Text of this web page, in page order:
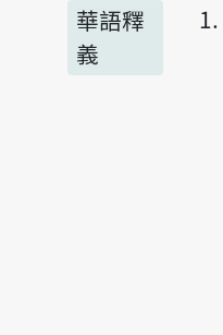
華語釋
義